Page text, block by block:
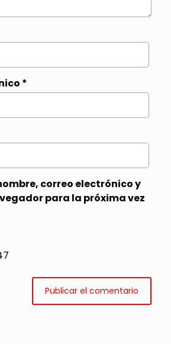
*
correo electrónico y
para la próxima vez